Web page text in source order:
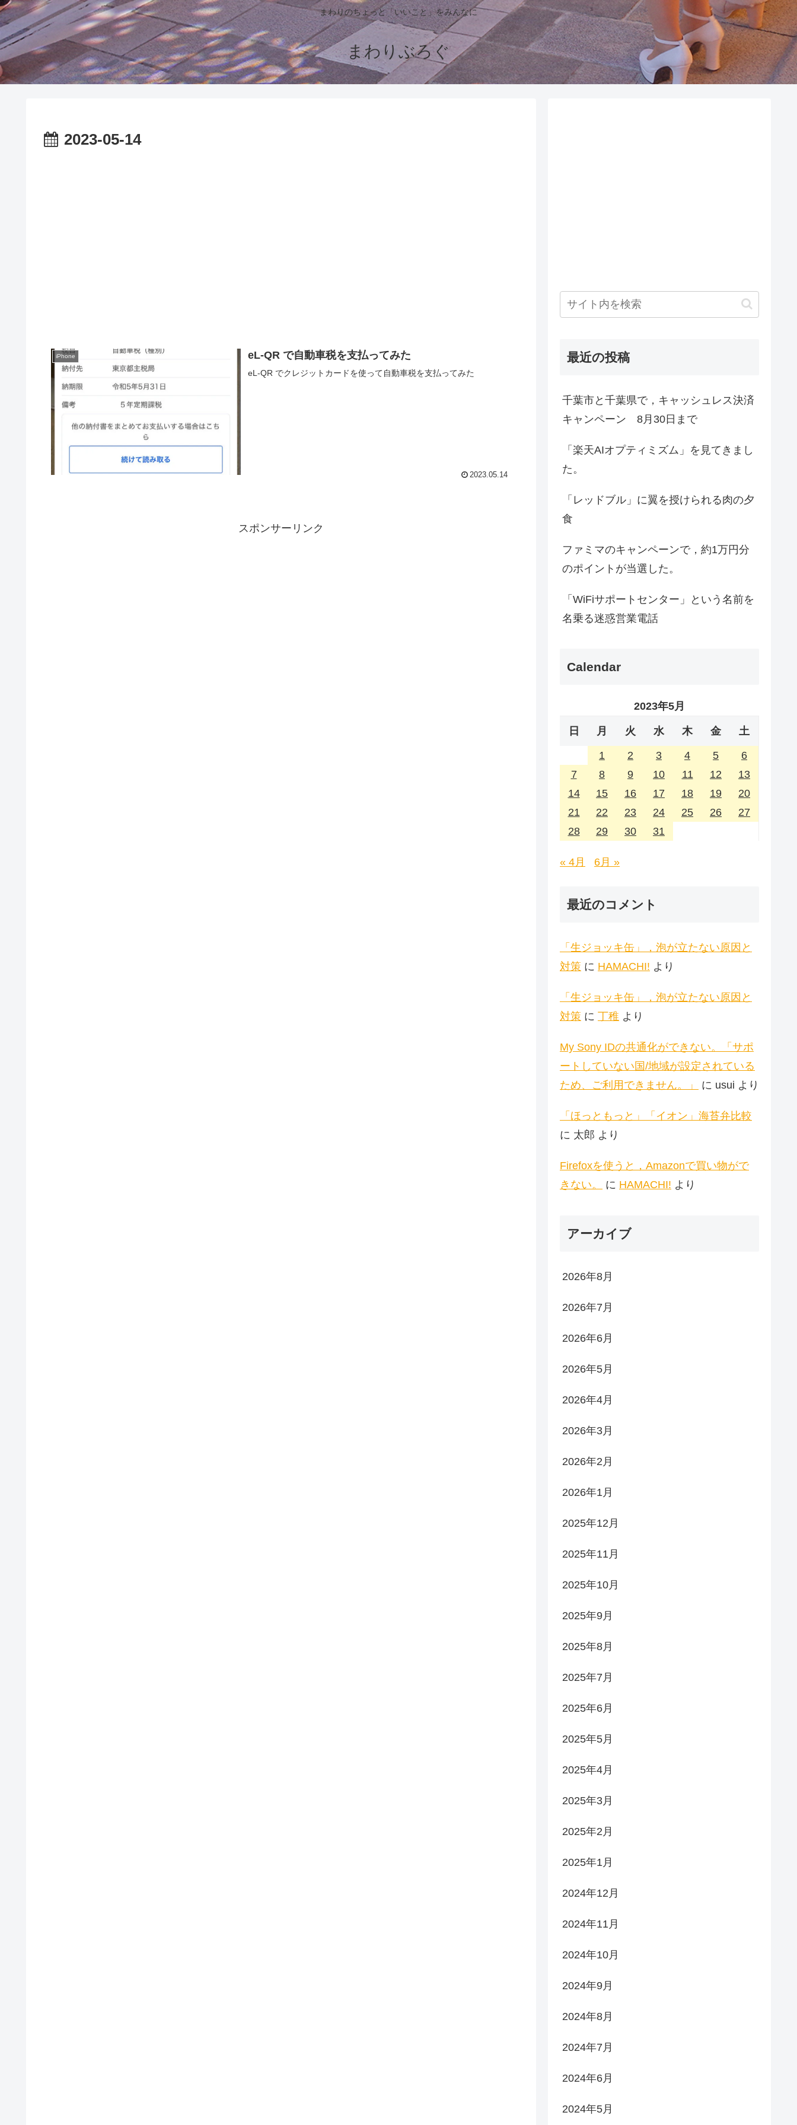
まわりのちょっと「いいこと」をみんなに
まわりぶろぐ
2023-05-14
iPhone eL-QR で自動車税を支払ってみた
eL-QR でクレジットカードを使って自動車税を支払ってみた
2023.05.14
スポンサーリンク
最近の投稿
千葉市と千葉県で，キャッシュレス決済
キャンペーン 8月30日まで
「楽天AIオプティミズム」を見てきまし
た。
「レッドブル」に翼を授けられる肉の夕
食
ファミマのキャンペーンで，約1万円分
のポイントが当選した。
「WiFiサポートセンター」という名前を
名乗る迷惑営業電話
Calendar
2023年5月
日 月 火 水 木 金 土
1 2 3 4 5
6
7
8 9 10 11 12
13
14
15 16 17 18 19
20
21
22 23 24 25 26
27
28
29 30 31
« 4月 6月 »
最近のコメント
「生ジョッキ缶」，泡が立たない原因と
対策 に HAMACHI! より
「生ジョッキ缶」，泡が立たない原因と
対策 に 丁稚 より
My Sony IDの共通化ができない。「サポ
ートしていない国/地域が設定されている
ため、ご利用できません。」
に usui より
「ほっともっと」「イオン」海苔弁比較
に 太郎 より
Firefoxを使うと，Amazonで買い物がで
きない。
に HAMACHI! より
アーカイブ
2026年8月
2026年7月
2026年6月
2026年5月
2026年4月
2026年3月
2026年2月
2026年1月
2025年12月
2025年11月
2025年10月
2025年9月
2025年8月
2025年7月
2025年6月
2025年5月
2025年4月
2025年3月
2025年2月
2025年1月
2024年12月
2024年11月
2024年10月
2024年9月
2024年8月
2024年7月
2024年6月
2024年5月